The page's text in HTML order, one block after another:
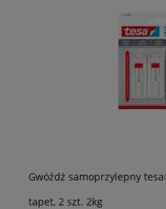
Gwóźdź samoprzylepny
tapet, 2 szt. 2kg